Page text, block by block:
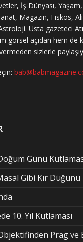
İş Dünyası,
Magazin, Fiskos,
Usta gazeteci
görsel açıdan hem de
sizlerle
Günü
Gibi Kır Düğünü
10. Yıl Kutlaması
Prag ve